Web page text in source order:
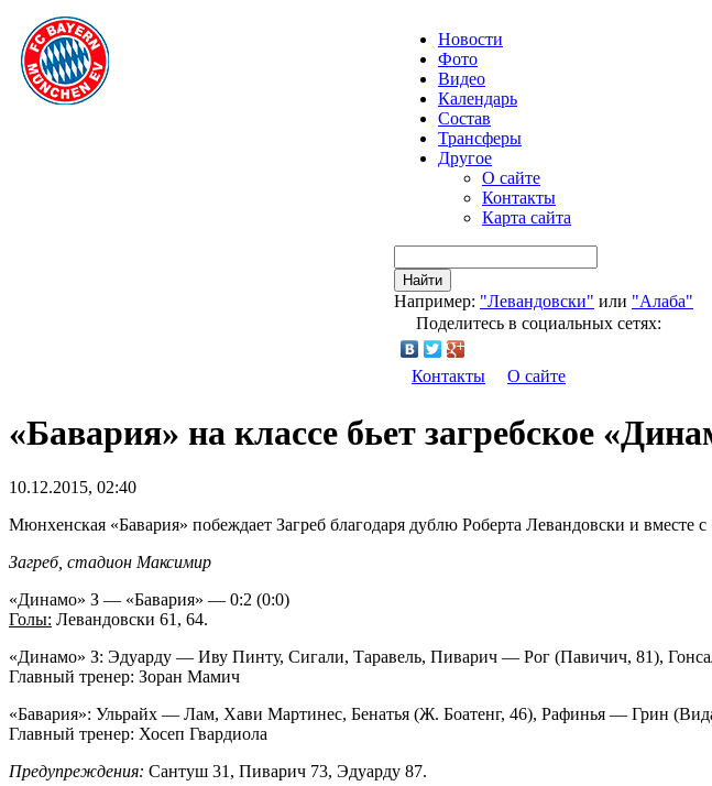
Новости
Фото
Видео
Календарь
Состав
Трансферы
Другое
О сайте
Контакты
Карта сайта
Найти
Например: "Левандовски" или "Алаба"
Поделитесь в социальных сетях:
Контакты О сайте
«Бавария» на классе бьет загребское
10.12.2015, 02:40
Мюнхенская «Бавария» побеждает Загреб благодаря дублю Роберта Левандовски и вместе
Загреб, стадион Максимир
«Динамо» З — «Бавария» — 0:2 (0:0)
Голы: Левандовски 61, 64.
«Динамо» З: Эдуарду — Иву Пинту, Сигали, Таравель, Пиварич — Рог (Павичич, 81),
Главный тренер: Зоран Мамич
«Бавария»: Ульрайх — Лам, Хави Мартинес, Бенатья (Ж. Боатенг, 46), Рафинья — Грин
Главный тренер: Хосеп Гвардиола
Предупреждения: Сантуш 31, Пиварич 73, Эдуарду 87.